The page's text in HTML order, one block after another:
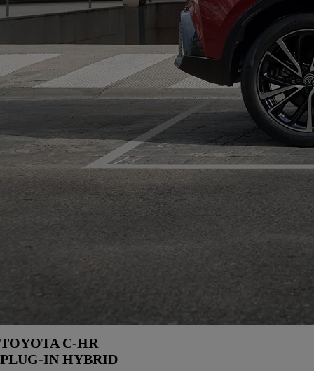
TOYOTA C-HR
PLUG-IN HYBRID